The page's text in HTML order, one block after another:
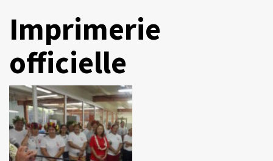
Imprimerie
officielle